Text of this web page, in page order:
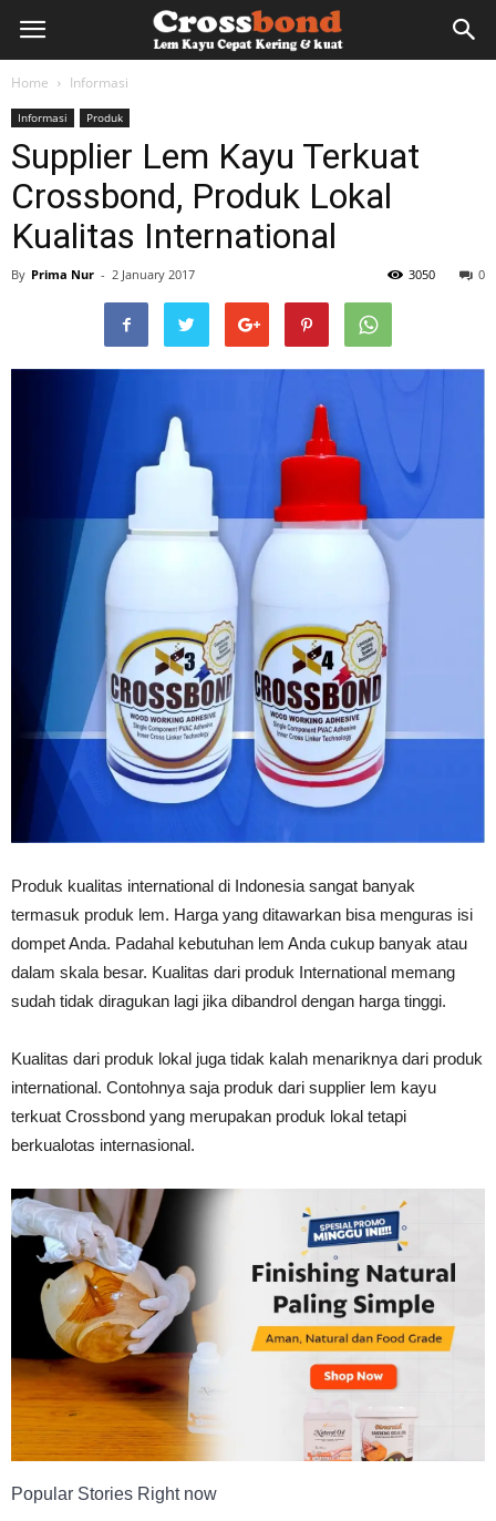
lemkayu.net
Lem
Kering,
Kuat
Lama
Home Informasi
Informasi Produk
Supplier Lem Kayu Terkuat
Crossbond, Produk Lokal
Kualitas International
By Prima Nur - 2 January 2017 0
3050
Produk kualitas international di Indonesia sangat banyak
termasuk produk lem. Harga yang ditawarkan bisa menguras isi
dompet Anda. Padahal kebutuhan lem Anda cukup banyak atau
dalam skala besar. Kualitas dari produk International memang
sudah tidak diragukan lagi jika dibandrol dengan harga tinggi.
Kualitas dari produk lokal juga tidak kalah menariknya dari produk
international. Contohnya saja produk dari supplier lem kayu
terkuat Crossbond yang merupakan produk lokal tetapi
berkualotas internasional.
Popular Stories Right now